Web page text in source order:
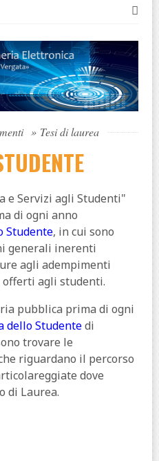
» Tesi di laurea
e Servizi agli Studenti"
di ogni anno
Studente, in cui sono
generali inerenti
agli adempimenti
agli studenti.
pubblica prima di ogni
dello Studentedi
trovare le
riguardano il percorso
dove
di Laurea.